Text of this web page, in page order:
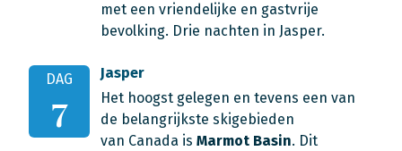
met een vriendelijke en gastvrije
bevolking. Drie nachten in Jasper.
DAG
7
Jasper
Het hoogst gelegen en tevens een van
de belangrijkste skigebieden
van Canada is Marmot Basin. Dit